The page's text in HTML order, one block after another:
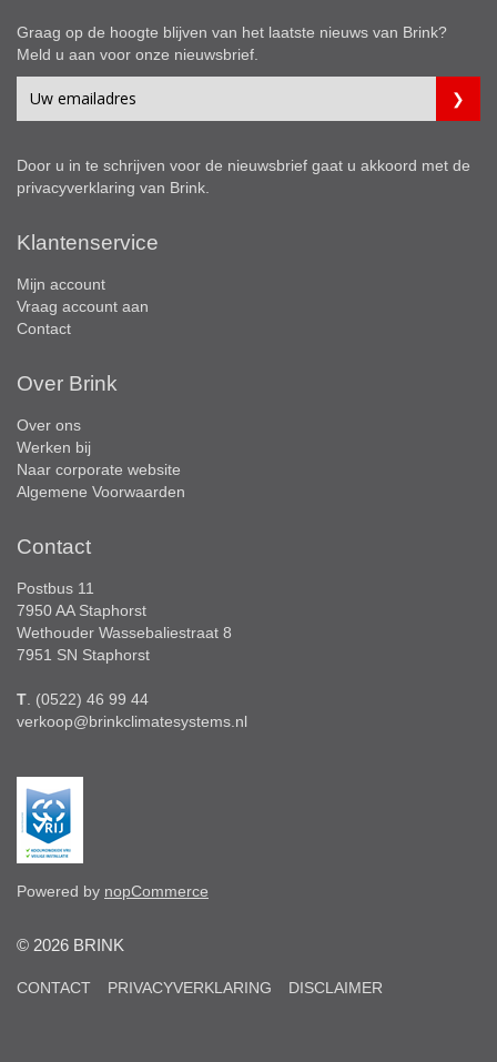
Graag op de hoogte blijven van het laatste nieuws van Brink?
Meld u aan voor onze nieuwsbrief.
Door u in te schrijven voor de nieuwsbrief gaat u akkoord met de
privacyverklaring van Brink.
Klantenservice
Mijn account
Vraag account aan
Contact
Over Brink
Over ons
Werken bij
Naar corporate website
Algemene Voorwaarden
Contact
Postbus 11
7950 AA Staphorst
Wethouder Wassebaliestraat 8
7951 SN Staphorst
T . (0522) 46 99 44
verkoop@brinkclimatesystems.nl
Powered by nopCommerce
© 2026 BRINK
CONTACT PRIVACYVERKLARING DISCLAIMER